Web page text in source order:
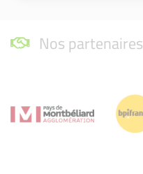
Nos partenaires